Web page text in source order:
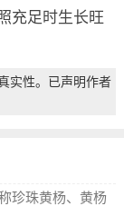
充足时生长旺
实性。已声明作者
珍珠黄杨、黄杨